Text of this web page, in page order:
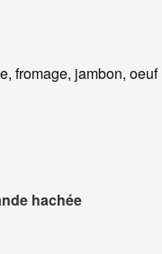
fromage, jambon, oeuf
hachée